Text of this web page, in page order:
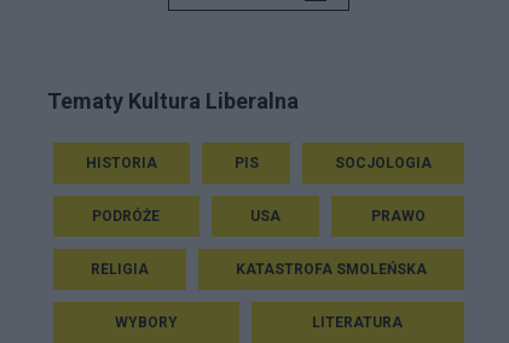
Tematy Kultura Liberalna
HISTORIA PIS SOCJOLOGIA
PODRÓŻE USA PRAWO
RELIGIA KATASTROFA SMOLEŃSKA
WYBORY LITERATURA